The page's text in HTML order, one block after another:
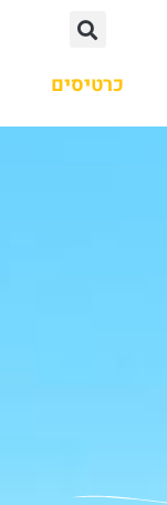
כרטיסים